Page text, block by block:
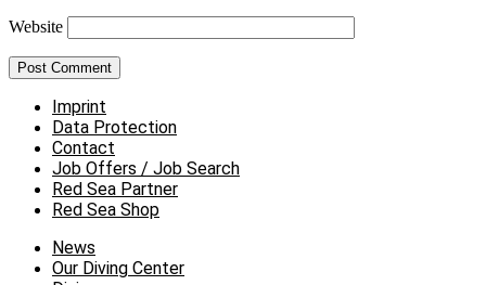
Website
Imprint
Data Protection
Contact
Job Offers / Job Search
Red Sea Partner
Red Sea Shop
News
Our Diving Center